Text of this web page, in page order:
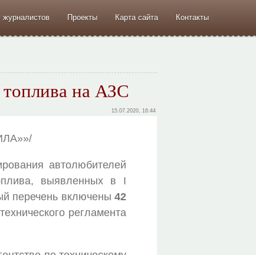
журналистов Проекты Карта сайта Контакты
топлива на АЗС
15.07.2020, 16:44
автолюбителей
выявленных в I
перечень включены42
регламента